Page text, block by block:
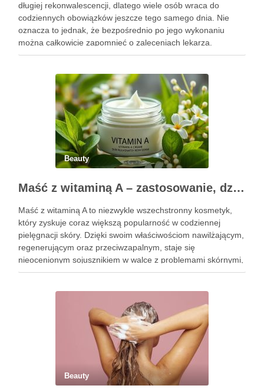
długiej rekonwalescencji, dlatego wiele osób wraca do
codziennych obowiązków jeszcze tego samego dnia. Nie
oznacza to jednak, że bezpośrednio po jego wykonaniu
można całkowicie zapomnieć o zaleceniach lekarza.
Pierwsze godziny i dni po zabiegu mają znaczenie dla
Beauty
Maść z witaminą A – zastosowanie, działanie i bezpieczeństwo stosowania
Maść z witaminą A to niezwykle wszechstronny kosmetyk,
który zyskuje coraz większą popularność w codziennej
pielęgnacji skóry. Dzięki swoim właściwościom nawilżającym,
regenerującym oraz przeciwzapalnym, staje się
nieocenionym sojusznikiem w walce z problemami skórnymi,
takimi jak zmarszczki, trądzik czy podrażnienia. Jej działanie
Beauty